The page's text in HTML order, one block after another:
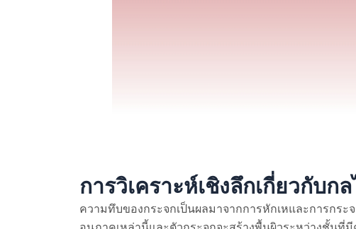
การวิเคราะห์เชิงลึกเกี่ยวกับ
ความทึบของกระจกเป็นผลมาจากการหักเหและการกร